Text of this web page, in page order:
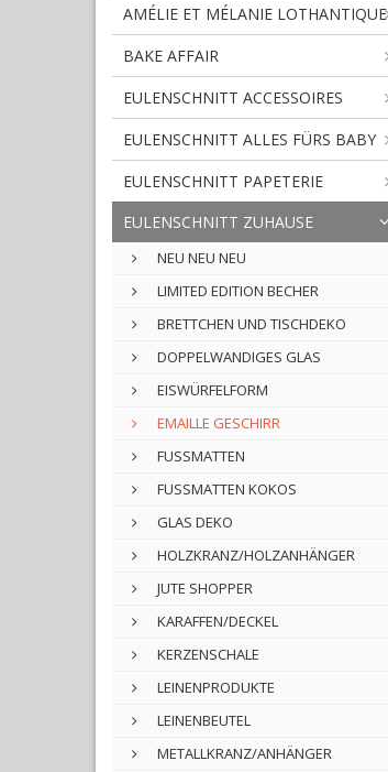
AMÉLIE ET MÉLANIE LOTHANTIQUE
BAKE AFFAIR
EULENSCHNITT ACCESSOIRES
EULENSCHNITT ALLES FÜRS BABY
EULENSCHNITT PAPETERIE
EULENSCHNITT ZUHAUSE
NEU NEU NEU
LIMITED EDITION BECHER
BRETTCHEN UND TISCHDEKO
DOPPELWANDIGES GLAS
EISWÜRFELFORM
EMAILLE GESCHIRR
FUSSMATTEN
FUSSMATTEN KOKOS
GLAS DEKO
HOLZKRANZ/HOLZANHÄNGER
JUTE SHOPPER
KARAFFEN/DECKEL
KERZENSCHALE
LEINENPRODUKTE
LEINENBEUTEL
METALLKRANZ/ANHÄNGER